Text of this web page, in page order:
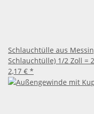
Schlauchtülle aus
Schlauchtülle) 1/2 Zoll =
2,17 € *